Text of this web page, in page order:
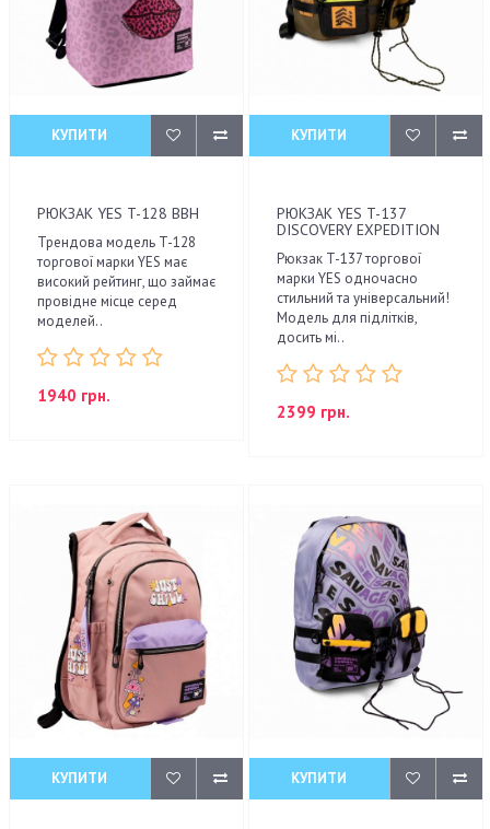
КУПИТИ
РЮКЗАК YES T-128 BBH
Трендова модель T-128
торгової марки YES має
високий рейтинг, що займає
провідне місце серед
моделей..
1940 грн.
КУПИТИ
РЮКЗАК YES T-137
DISCOVERY EXPEDITION
Рюкзак T-137 торгової
марки YES одночасно
стильний та універсальний!
Модель для підлітків,
досить мі..
2399 грн.
КУПИТИ КУПИТИ